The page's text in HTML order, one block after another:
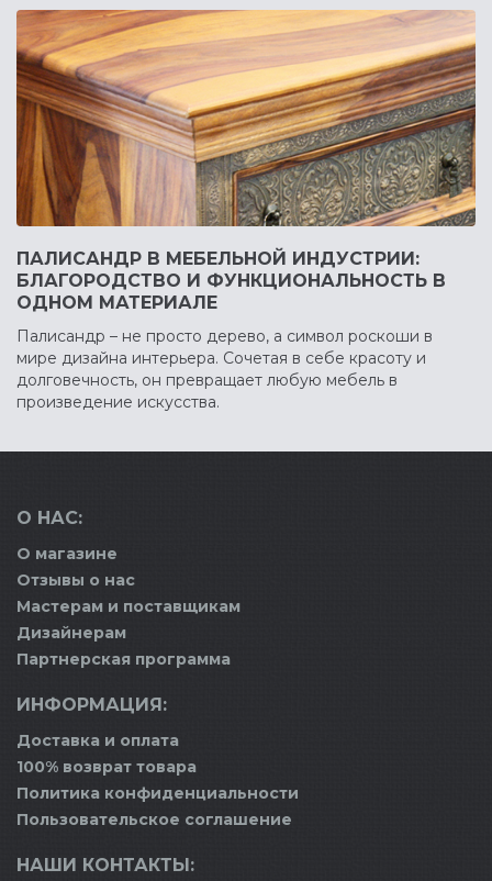
ПАЛИСАНДР В МЕБЕЛЬНОЙ ИНДУСТРИИ:
БЛАГОРОДСТВО И ФУНКЦИОНАЛЬНОСТЬ В
ОДНОМ МАТЕРИАЛЕ
Палисандр – не просто дерево, а символ роскоши в
мире дизайна интерьера. Сочетая в себе красоту и
долговечность, он превращает любую мебель в
произведение искусства.
О НАС:
О магазине
Отзывы о нас
Мастерам и поставщикам
Дизайнерам
Партнерская программа
ИНФОРМАЦИЯ:
Доставка и оплата
100% возврат товара
Политика конфиденциальности
Пользовательское соглашение
НАШИ КОНТАКТЫ: